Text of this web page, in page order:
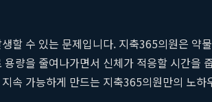
수 있는 문제입니다. 지축365의원은 약
량을 줄여나가면서 신체가 적응할 시간을
속 가능하게 만드는 지축365의원만의 노하